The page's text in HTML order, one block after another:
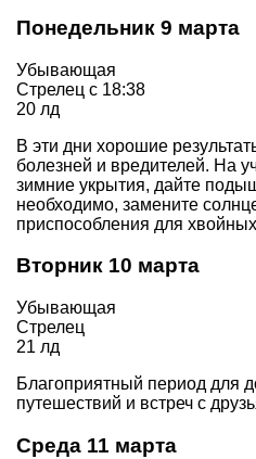
Понедельник 9 марта
Убывающая
Стрелец с 18:38
20 лд
В эти дни хорошие
болезней и вредителей. На
зимние укрытия, дайте
необходимо, замените
приспособления для
Вторник 10 марта
Убывающая
Стрелец
21 лд
Благоприятный период для
путешествий и встреч с
Среда 11 марта